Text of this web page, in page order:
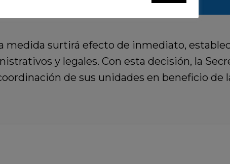
medida surtirá efecto de inmediato,
y legales. Con esta decisión, la
de sus unidades en beneficio de